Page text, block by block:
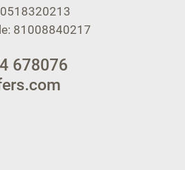
81008840217
678076